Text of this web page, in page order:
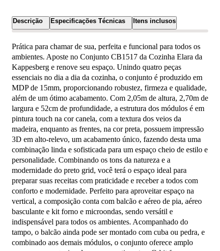
Descrição Especificações Técnicas Itens inclusos
Prática para chamar de sua, perfeita e funcional para todos os
ambientes. Aposte no Conjunto CB1517 da Cozinha Elara da
Kappesberg e renove seu espaço. Unindo quatro peças
essenciais no dia a dia da cozinha, o conjunto é produzido em
MDP de 15mm, proporcionando robustez, firmeza e qualidade,
além de um ótimo acabamento. Com 2,05m de altura, 2,70m de
largura e 52cm de profundidade, a estrutura dos módulos é em
pintura touch na cor canela, com a textura dos veios da
madeira, enquanto as frentes, na cor preta, possuem impressão
3D em alto-relevo, um acabamento único, fazendo desta uma
combinação linda e sofisticada para um espaço cheio de estilo e
personalidade. Combinando os tons da natureza e a
modernidade do preto grid, você terá o espaço ideal para
preparar suas receitas com praticidade e receber a todos com
conforto e modernidade. Perfeito para aproveitar espaço na
vertical, a composição conta com balcão e aéreo de pia, aéreo
basculante e kit forno e microondas, sendo versátil e
indispensável para todos os ambientes. Acompanhado do
tampo, o balcão ainda pode ser montado com cuba ou pedra, e
combinado aos demais módulos, o conjunto oferece amplo